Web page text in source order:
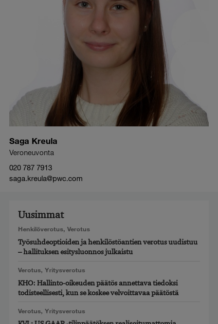
Saga Kreula
Veroneuvonta
020 787 7913
saga.kreula@pwc.com
Uusimmat
Henkilöverotus, Verotus
Työsuhdeoptioiden ja henkilöstöantien verotus uudistuu
– hallituksen esitysluonnos julkaistu
Verotus, Yritysverotus
KHO: Hallinto-oikeuden päätös annettava tiedoksi
todisteellisesti, kun se koskee velvoittavaa päätöstä
Verotus, Yritysverotus